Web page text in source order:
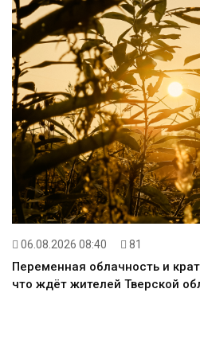
06.08.2026 08:40 81
Переменная облачность и
что ждёт жителей Тверской